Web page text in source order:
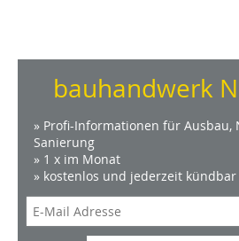
bauhandwerk
» Profi-Informationen für Ausbau,
Sanierung
» 1 x im Monat
» kostenlos und jederzeit kündbar